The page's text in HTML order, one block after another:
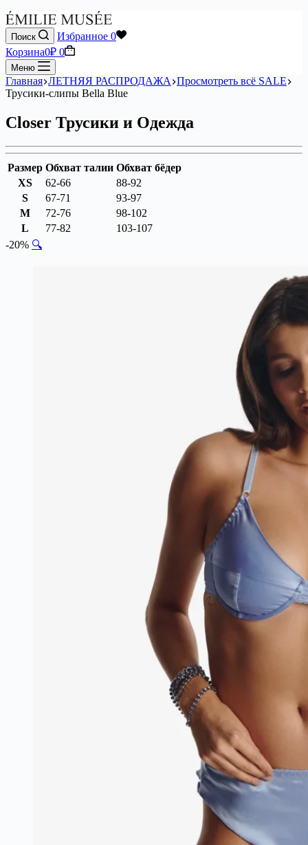
Поиск Избранное 0
Корзина0₽ 0
Меню
Главная ЛЕТНЯЯ РАСПРОДАЖА Просмотреть всё SALE
Трусики-слипы Bella Blue
Closer Трусики и Одежда
Размер Обхват талии Обхват бёдер
XS
62-66
88-92
S
67-71
93-97
M
72-76
98-102
L
77-82
103-107
-20% 🔍